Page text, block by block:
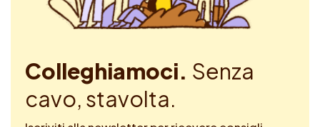
Colleghiamoci. Senza
cavo, stavolta.